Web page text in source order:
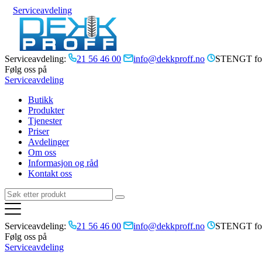
Serviceavdeling
Serviceavdeling: 21 56 46 00 info@dekkproff.no
STENGT
Følg oss på
Serviceavdeling
Butikk
Produkter
Tjenester
Priser
Avdelinger
Om oss
Informasjon og råd
Kontakt oss
Serviceavdeling: 21 56 46 00 info@dekkproff.no
STENGT
Følg oss på
Serviceavdeling